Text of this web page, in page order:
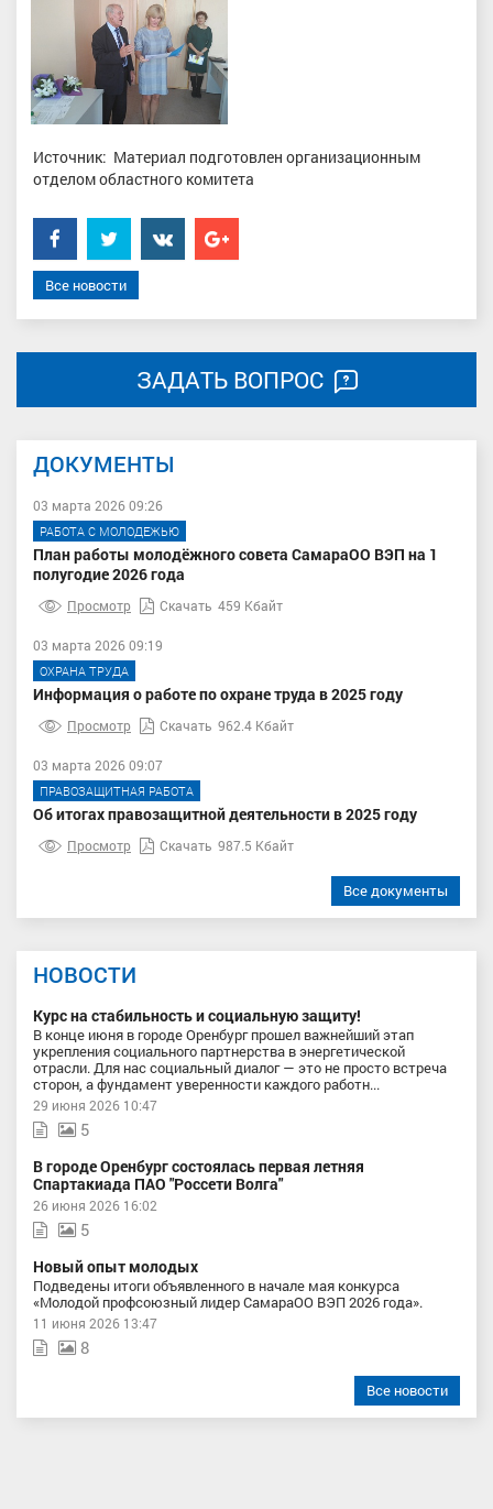
Источник: Материал подготовлен организационным
отделом областного комитета
FacebookTwitter���������
Google+
Все новости
ЗАДАТЬ ВОПРОС
ДОКУМЕНТЫ
03 марта 2026 09:26
РАБОТА С МОЛОДЕЖЬЮ
План работы молодёжного совета СамараОО ВЭП на 1
полугодие 2026 года
Просмотр Скачать 459 Кбайт
03 марта 2026 09:19
ОХРАНА ТРУДА
Информация о работе по охране труда в 2025 году
Просмотр Скачать 962.4 Кбайт
03 марта 2026 09:07
ПРАВОЗАЩИТНАЯ РАБОТА
Об итогах правозащитной деятельности в 2025 году
Просмотр Скачать 987.5 Кбайт
Все документы
НОВОСТИ
Курс на стабильность и социальную защиту!
В конце июня в городе Оренбург прошел важнейший этап
укрепления социального партнерства в энергетической
отрасли. Для нас социальный диалог — это не просто встреча
сторон, а фундамент уверенности каждого работн...
29 июня 2026 10:47
5
В городе Оренбург состоялась первая летняя
Спартакиада ПАО "Россети Волга"
26 июня 2026 16:02
5
Новый опыт молодых
Подведены итоги объявленного в начале мая конкурса
«Молодой профсоюзный лидер СамараОО ВЭП 2026 года».
11 июня 2026 13:47
8
Все новости